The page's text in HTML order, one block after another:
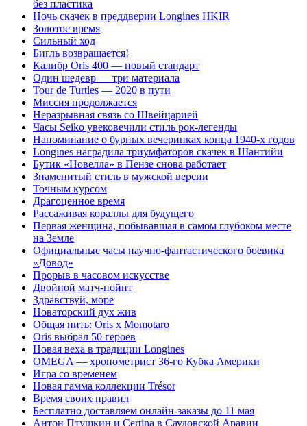
без пластика
Ночь скачек в преддверии Longines HKIR
Золотое время
Сильный ход
Бигль возвращается!
Калибр Oris 400 — новый стандарт
Один шедевр — три материала
Tour de Turtles — 2020 в пути
Миссия продолжается
Неразрывная связь со Швейцарией
Часы Seiko увековечили стиль рок-легенды
Напоминание о бурных вечеринках конца 1940-х годов
Longines наградила триумфаторов скачек в Шантийи
Бутик «Новелла» в Пензе снова работает
Знаменитый стиль в мужской версии
Точным курсом
Драгоценное время
Рассаживая кораллы для будущего
Первая женщина, побывавшая в самом глубоком месте
на Земле
Официальные часы научно-фантастического боевика
«Довод»
Прорыв в часовом искусстве
Двойной матч-пойнт
Здравствуй, море
Новаторский дух жив
Общая нить: Oris x Momotaro
Oris выбрал 50 героев
Новая веха в традиции Longines
OMEGA — хронометрист 36-го Кубка Америки
Игра со временем
Новая гамма коллекции Trésor
Время своих правил
Бесплатно доставляем онлайн-заказы до 11 мая
Антон Птушкин и Certina в Саудовской Аравии